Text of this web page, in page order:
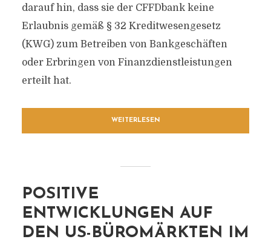
darauf hin, dass sie der CFFDbank keine
Erlaubnis gemäß § 32 Kreditwesengesetz
(KWG) zum Betreiben von Bankgeschäften
oder Erbringen von Finanzdienstleistungen
erteilt hat.
WEITERLESEN
POSITIVE
ENTWICKLUNGEN AUF
DEN US-BÜROMÄRKTEN IM